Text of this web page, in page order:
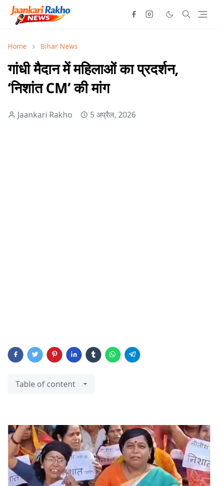
Home Bihar News
गांधी मैदान में महिलाओं का प्रदर्शन,
‘निशांत CM’ की मांग
Jaankari Rakho 5 अप्रैल, 2026
Table of content